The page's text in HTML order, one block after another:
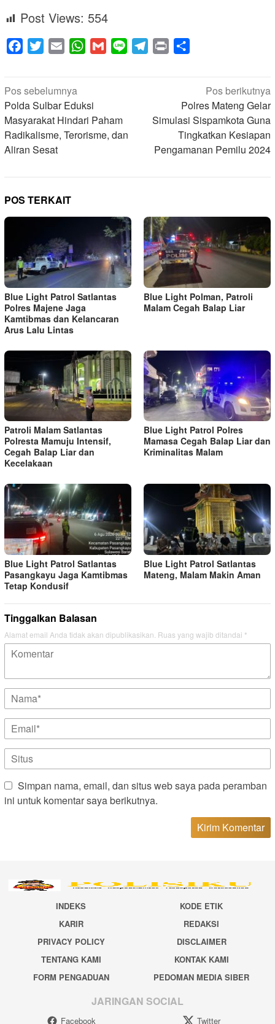
Post Views: 554
Facebook
Twitter Email WhatsApp
Gmail Line Telegram
Print
Navigasi
pos
Pos sebelumnya
Polda Sulbar Eduksi
Masyarakat Hindari Paham
Radikalisme, Terorisme, dan
Aliran Sesat
Pos berikutnya
Polres Mateng Gelar
Simulasi Sispamkota Guna
Tingkatkan Kesiapan
Pengamanan Pemilu 2024
POS TERKAIT
Blue Light Patrol Satlantas
Polres Majene Jaga
Kamtibmas dan Kelancaran
Arus Lalu Lintas
Blue Light Polman, Patroli
Malam Cegah Balap Liar
Patroli Malam Satlantas
Polresta Mamuju Intensif,
Cegah Balap Liar dan
Kecelakaan
Blue Light Patrol Polres
Mamasa Cegah Balap Liar dan
Kriminalitas Malam
Blue Light Patrol Satlantas
Pasangkayu Jaga Kamtibmas
Tetap Kondusif
Blue Light Patrol Satlantas
Mateng, Malam Makin Aman
Tinggalkan Balasan
Alamat email Anda tidak akan dipublikasikan. Ruas yang wajib ditandai *
Simpan nama, email, dan situs web saya pada peramban
ini untuk komentar saya berikutnya.
INDEKS
KODE ETIK
KARIR
REDAKSI
PRIVACY POLICY
DISCLAIMER
TENTANG KAMI
KONTAK KAMI
FORM PENGADUAN
PEDOMAN MEDIA SIBER
JARINGAN SOCIAL
Facebook Twitter